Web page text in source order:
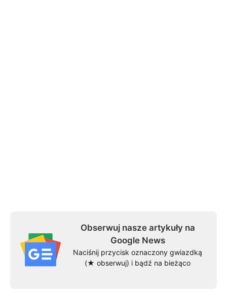
Obserwuj nasze artykuły na
Google News
Naciśnij przycisk oznaczony gwiazdką
(★ obserwuj) i bądź na bieżąco